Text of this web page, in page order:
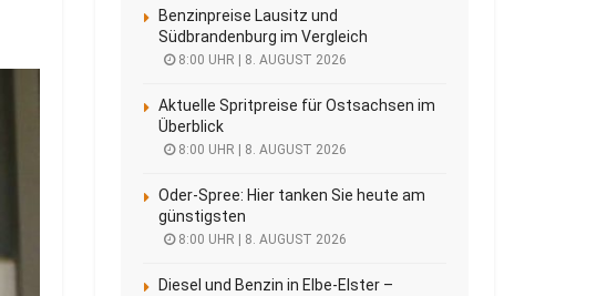
Benzinpreise Lausitz und
Südbrandenburg im Vergleich
8:00 UHR | 8. AUGUST 2026
Aktuelle Spritpreise für Ostsachsen im
Überblick
8:00 UHR | 8. AUGUST 2026
Oder-Spree: Hier tanken Sie heute am
günstigsten
8:00 UHR | 8. AUGUST 2026
Diesel und Benzin in Elbe-Elster –